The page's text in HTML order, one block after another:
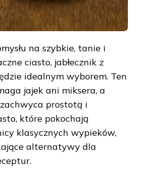
na szybkie, tanie i
ciasto, jabłecznik z
idealnym wyborem. Ten
jajek ani miksera, a
prostotą i
które pokochają
klasycznych wypieków,
alternatywy dla